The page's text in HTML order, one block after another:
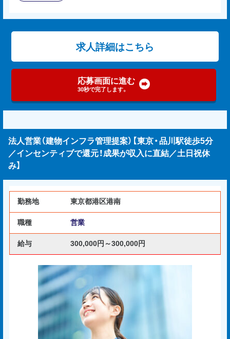
求人詳細はこちら
応募画面に進む
30秒で完了します。
法人営業（建物インフラ管理提案）【東京・品川駅徒歩5分
／インセンティブで還元！成果が収入に直結／土日祝休
み】
勤務地 東京都港区港南
職種 営業
給与 300,000円～300,000円